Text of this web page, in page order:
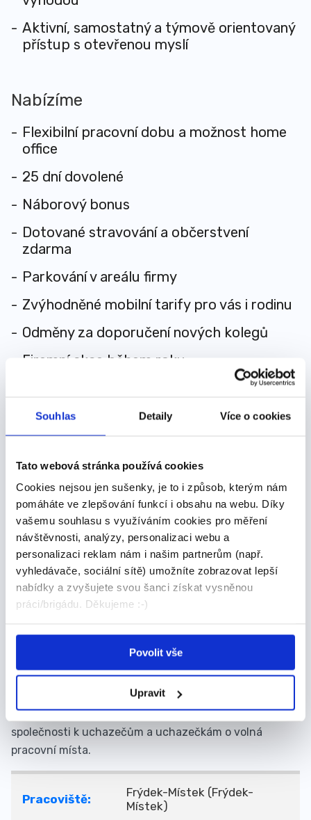
Souhlas Detaily Více o cookies
Tato webová stránka používá cookies
Cookies nejsou jen sušenky, je to i způsob, kterým nám
pomáháte ve zlepšování funkcí i obsahu na webu. Díky
vašemu souhlasu s využíváním cookies pro měření
návštěvnosti, analýzy, personalizaci webu a
personalizaci reklam nám i našim partnerům (např.
vyhledávače, sociální sítě) umožníte zobrazovat lepší
nabídky a zvyšujete svou šanci získat vysněnou
práci/brigádu. Děkujeme :-)
Povolit vše
Upravit
Aktivní, samostatný a týmově orientovaný
přístup s otevřenou myslí
Nabízíme
Flexibilní pracovní dobu a možnost home
office
25 dní dovolené
Náborový bonus
Dotované stravování a občerstvení
zdarma
Parkování v areálu firmy
Zvýhodněné mobilní tarify pro vás i rodinu
Odměny za doporučení nových kolegů
Firemní akce během roku
Široký kafeterijní program
Možnost profesního rozvoje a
vzdělávacích kurzů
Slevy a výhody u vybraných bank a využití
Sphere card s více než 10 000 slevami
Posilovna přímo v areálu firmy
NABÍRÁME MUŽE I ŽENY
ženském nebo mužském rodě. Tento postup byl zvolen
výhradně proto, aby bylo dosaženo co nejvyšší
plynulosti textu. V žádném případě se nevyjadřuje
genderově podmíněný nebo diskriminační přístup naší
společnosti k uchazečům a uchazečkám o volná
pracovní místa.
Pracoviště:
Frýdek-Místek (Frýdek-
Místek)